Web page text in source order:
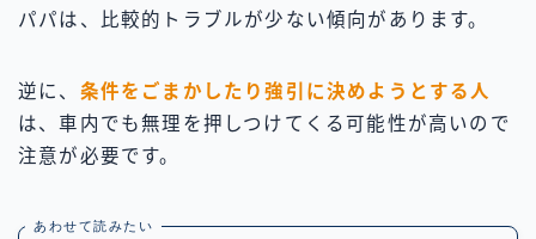
パパは、比較的トラブルが少ない傾向があります。
逆に、 条件をごまかしたり強引に決めようとする人
は、車内でも無理を押しつけてくる可能性が高いので
注意が必要です。
あわせて読みたい